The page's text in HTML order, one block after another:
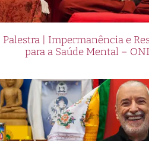
Palestra | Impermanência e
para a Saúde Mental –